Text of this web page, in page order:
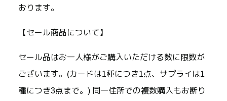
おります。
【セール商品について】
セール品はお一人様がご購入いただける数に限数が
ございます。(カードは1種につき1点、サプライは1
種につき3点まで。) 同一住所での複数購入もお断り